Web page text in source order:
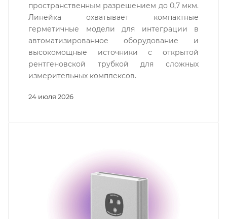
24 июля 2026
пространственным разрешением до 0,7 мкм.
Линейка охватывает компактные
герметичные модели для интеграции в
автоматизированное оборудование и
высокомощные источники с открытой
рентгеновской трубкой для сложных
измерительных комплексов.